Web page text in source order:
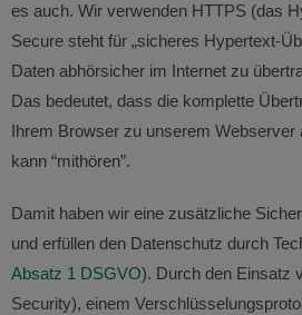
es auch. Wir verwenden HTTPS (das
Secure steht für „sicheres Hypertext-
Daten abhörsicher im Internet zu
Das bedeutet, dass die komplette
Ihrem Browser zu unserem Webserver
kann “mithören”.
Damit haben wir eine zusätzliche
und erfüllen den Datenschutz durch
Absatz 1 DSGVO). Durch den Einsatz
Security), einem